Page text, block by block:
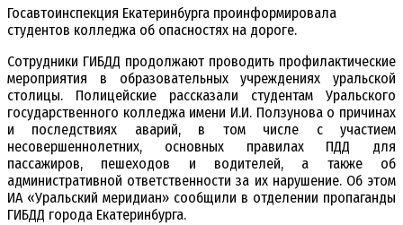
Госавтоинспекция Екатеринбурга проинформировала
студентов колледжа об опасностях на дороге.
Сотрудники ГИБДД продолжают проводить профилактические
мероприятия в образовательных учреждениях уральской
столицы. Полицейские рассказали студентам Уральского
государственного колледжа имени И.И. Ползунова о причинах
и последствиях аварий, в том числе с участием
несовершеннолетних, основных правилах ПДД для
пассажиров, пешеходов и водителей, а также об
административной ответственности за их нарушение. Об этом
ИА «Уральский меридиан» сообщили в отделении пропаганды
ГИБДД города Екатеринбурга.